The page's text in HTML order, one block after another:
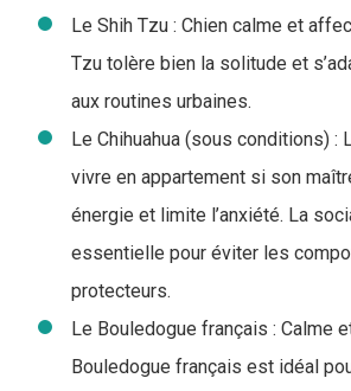
Le Shih Tzu : Chien calme et
Tzu tolère bien la solitude et
aux routines urbaines.
Le Chihuahua (sous conditions) :
vivre en appartement si son
énergie et limite l’anxiété. La
essentielle pour éviter les
protecteurs.
Le Bouledogue français : Calme
Bouledogue français est idéal